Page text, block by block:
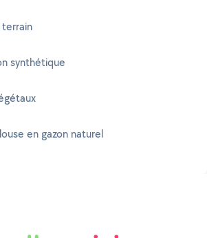
synthétique
en gazon naturel